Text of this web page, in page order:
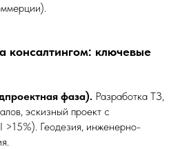
консалтингом: ключевые
фаза). Разработка ТЗ,
эскизный проект с
>15%). Геодезия, инженерно-